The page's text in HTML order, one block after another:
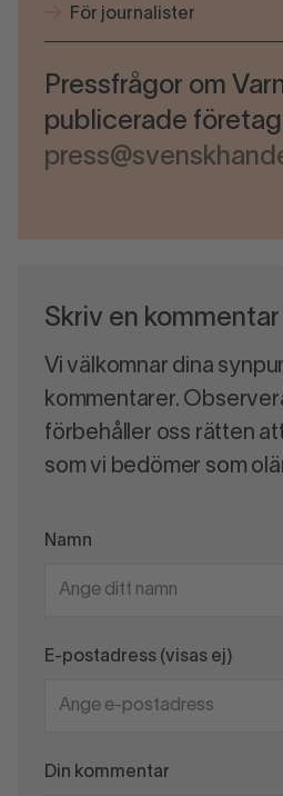
För journalister
Pressfrågor om
publicerade
Skriv en kommentar
Vi välkomnar dina
kommentarer.
förbehåller oss rätten
som vi bedömer som
Namn
E-postadress (visas ej)
Din kommentar